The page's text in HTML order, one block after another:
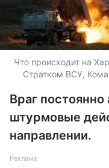
Что происходит на
Стратком ВСУ,
Враг постоянно
штурмовые
направлении.
Реклама